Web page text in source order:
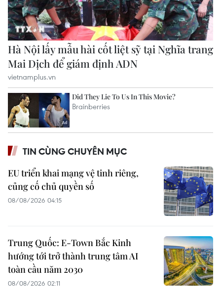
TIN CÙNG CHUYÊN MỤC
EU triển khai mạng vệ tinh riêng,
củng cố chủ quyền số
08/08/2026 04:15
Trung Quốc: E-Town Bắc Kinh
hướng tới trở thành trung tâm AI
toàn cầu năm 2030
08/08/2026 02:11